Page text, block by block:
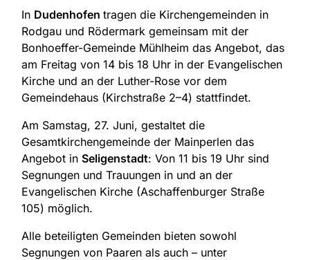
In Dudenhofen tragen die Kirchengemeinden in
Rodgau und Rödermark gemeinsam mit der
Bonhoeffer-Gemeinde Mühlheim das Angebot, das
am Freitag von 14 bis 18 Uhr in der Evangelischen
Kirche und an der Luther-Rose vor dem
Gemeindehaus (Kirchstraße 2–4) stattfindet.
Am Samstag, 27. Juni, gestaltet die
Gesamtkirchengemeinde der Mainperlen das
Angebot in Seligenstadt: Von 11 bis 19 Uhr sind
Segnungen und Trauungen in und an der
Evangelischen Kirche (Aschaffenburger Straße
105) möglich.
Alle beteiligten Gemeinden bieten sowohl
Segnungen von Paaren als auch – unter